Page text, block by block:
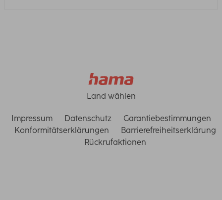
Land wählen
Impressum Datenschutz
Garantiebestimmungen
Konformitätserklärungen
Barrierefreiheitserklärung
Rückrufaktionen